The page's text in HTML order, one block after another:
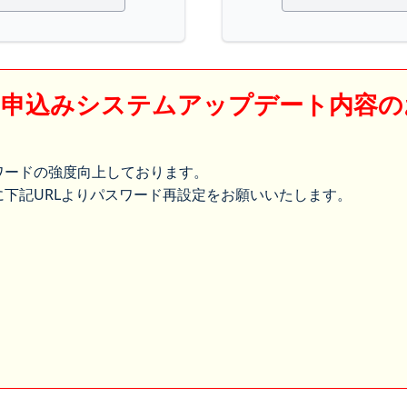
込みシステムアップデート内容
ドの強度向上しております。
記URLよりパスワード再設定をお願いいたします。